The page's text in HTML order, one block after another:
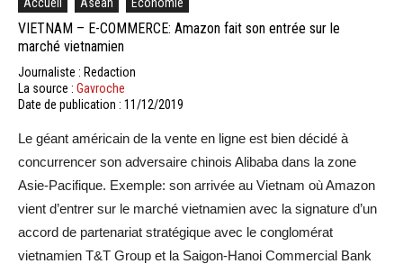
VIETNAM – E-COMMERCE: Amazon fait son entrée sur le
marché vietnamien
Journaliste : Redaction
La source : Gavroche
Date de publication : 11/12/2019
Le géant américain de la vente en ligne est bien décidé à
concurrencer son adversaire chinois Alibaba dans la zone
Asie-Pacifique. Exemple: son arrivée au Vietnam où Amazon
vient d’entrer sur le marché vietnamien avec la signature d’un
accord de partenariat stratégique avec le conglomérat
vietnamien T&T Group et la Saigon-Hanoi Commercial Bank